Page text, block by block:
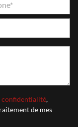
confidentialité,
de mes